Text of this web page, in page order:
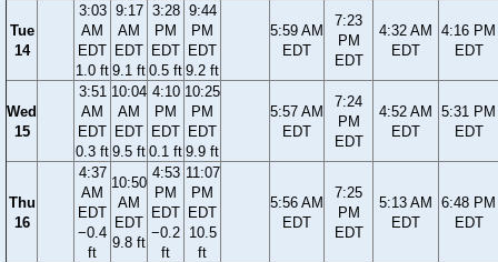
Tue
14
3:03
AM
EDT
1.0 ft
9:17
AM
EDT
9.1 ft
3:28
PM
EDT
0.5 ft
9:44
PM
EDT
9.2 ft
5:59 AM
EDT
7:23
PM
EDT
4:32 AM
EDT
4:16 PM
EDT
Wed
15
3:51
AM
EDT
0.3 ft
10:04
AM
EDT
9.5 ft
4:10
PM
EDT
0.1 ft
10:25
PM
EDT
9.9 ft
5:57 AM
EDT
7:24
PM
EDT
4:52 AM
EDT
5:31 PM
EDT
Thu
16
4:37
AM
EDT
−0.4
ft
10:50
AM
EDT
9.8 ft
4:53
PM
EDT
−0.2
ft
11:07
PM
EDT
10.5
ft
5:56 AM
EDT
7:25
PM
EDT
5:13 AM
EDT
6:48 PM
EDT